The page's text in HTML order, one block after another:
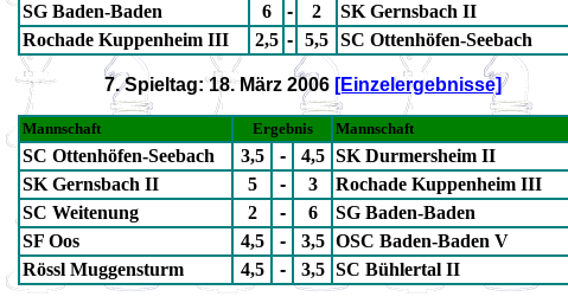
SG Baden-Baden
6 - 2
SK Gernsbach II
Rochade Kuppenheim III
2,5 - 5,5 SC Ottenhöfen-Seebach
7. Spieltag: 18. März 2006 [Einzelergebnisse]
Mannschaft Ergebnis Mannschaft
SC Ottenhöfen-Seebach 3,5 - 4,5 SK Durmersheim II
SK Gernsbach II
5 - 3
Rochade Kuppenheim III
SC Weitenung
2 - 6
SG Baden-Baden
SF Oos
4,5 - 3,5 OSC Baden-Baden V
Rössl Muggensturm
4,5 - 3,5 SC Bühlertal II